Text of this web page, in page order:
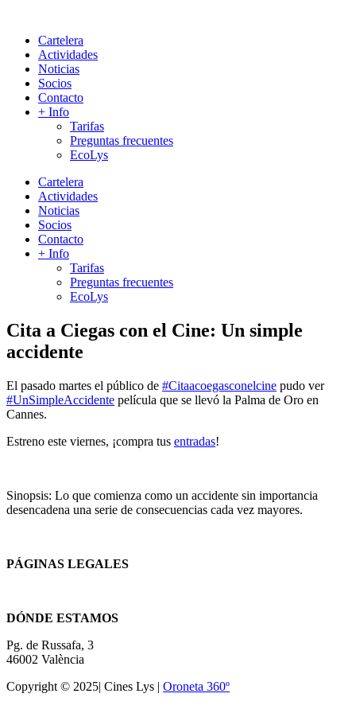
Cartelera
Actividades
Noticias
Socios
Contacto
+ Info
Tarifas
Preguntas frecuentes
EcoLys
Cartelera
Actividades
Noticias
Socios
Contacto
+ Info
Tarifas
Preguntas frecuentes
EcoLys
Cita a Ciegas con el Cine: Un simple
accidente
El pasado martes el público de #Citaacoegasconelcine pudo ver
#UnSimpleAccidente película que se llevó la Palma de Oro en
Cannes.
Estreno este viernes, ¡compra tus entradas!
Sinopsis: Lo que comienza como un accidente sin importancia
desencadena una serie de consecuencias cada vez mayores.
PÁGINAS LEGALES
DÓNDE ESTAMOS
Pg. de Russafa, 3
46002 València
Copyright © 2025| Cines Lys | Oroneta 360º